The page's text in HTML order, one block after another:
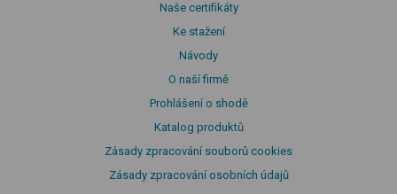
Naše certifikáty
Ke stažení
Návody
O naší firmě
Prohlášení o shodě
Katalog produktů
Zásady zpracování souborů cookies
Zásady zpracování osobních údajů